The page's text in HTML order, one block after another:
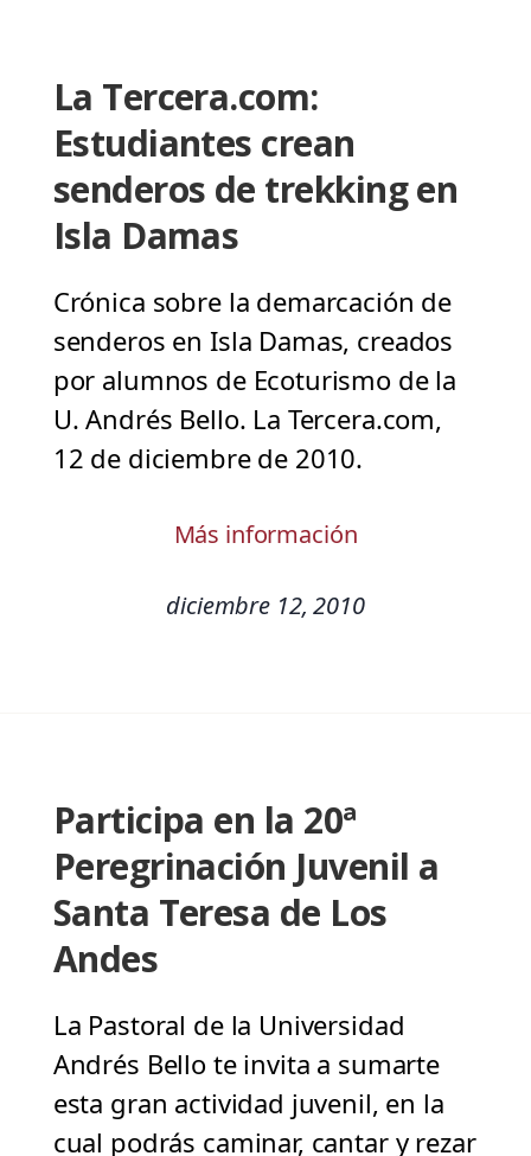
La Tercera.com:
Estudiantes crean
senderos de trekking en
Isla Damas
Crónica sobre la demarcación de
senderos en Isla Damas, creados
por alumnos de Ecoturismo de la
U. Andrés Bello. La Tercera.com,
12 de diciembre de 2010.
Más información
diciembre 12, 2010
Participa en la 20ª
Peregrinación Juvenil a
Santa Teresa de Los
Andes
La Pastoral de la Universidad
Andrés Bello te invita a sumarte
esta gran actividad juvenil, en la
cual podrás caminar, cantar y rezar